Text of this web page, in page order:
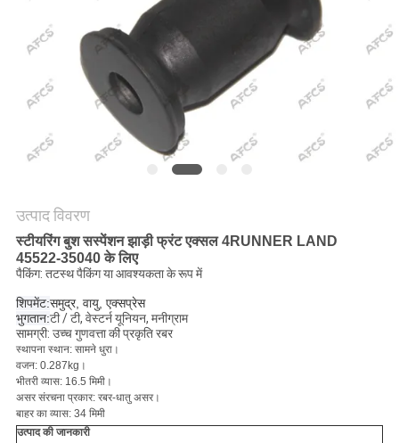
साइटमैप
गोपनीयता
नीति
उत्पाद विवरण
स्टीयरिंग बुश सस्पेंशन झाड़ी फ्रंट एक्सल 4RUNNER LAND
45522-35040 के लिए
पैकिंग: तटस्थ पैकिंग या आवश्यकता के रूप में
शिपमेंट:समुद्र, वायु, एक्सप्रेस
भुगतान:टी / टी, वेस्टर्न यूनियन, मनीग्राम
सामग्री: उच्च गुणवत्ता की प्रकृति रबर
स्थापना स्थान: सामने धुरा।
वजन: 0.287kg।
भीतरी व्यास: 16.5 मिमी।
असर संरचना प्रकार: रबर-धातु असर।
बाहर का व्यास: 34 मिमी
उत्पाद की जानकारी